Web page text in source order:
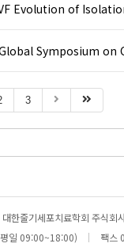
Evolution of
Symposium on
3
대한줄기세포치료학회 주식회
일 09:00~18:00)
| 팩스